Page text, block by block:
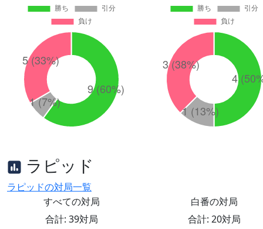
ラピッド
ラピッドの対局一覧
すべての対局
合計: 39対局
白番の対局
合計: 20対局